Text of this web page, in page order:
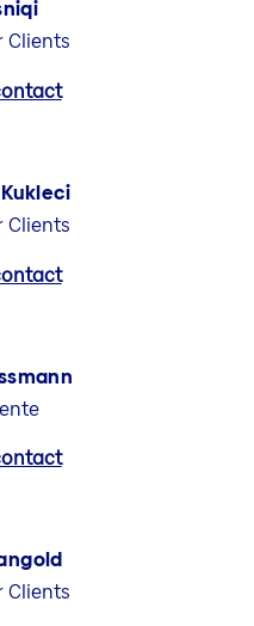
Clients
Clients
Clients